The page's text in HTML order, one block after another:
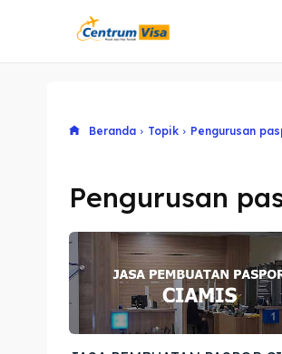
Beranda Topik Pengurusan
Pengurusan